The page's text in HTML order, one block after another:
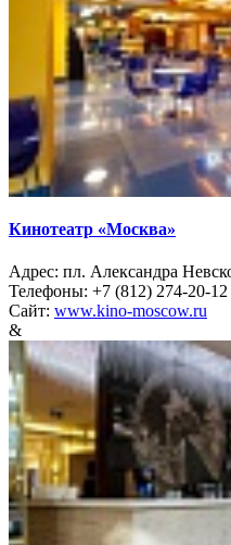
Кинотеатр «Москва»
Адрес: пл. Александра
Телефоны: +7 (812) 274-20-12
Сайт: www.kino-moscow.ru
&